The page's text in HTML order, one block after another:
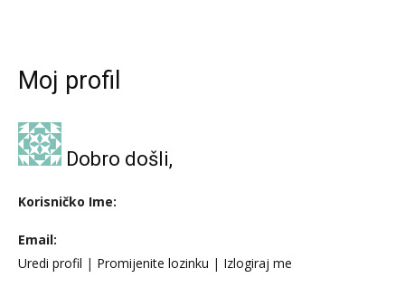
Moj profil
Dobro došli,
Korisničko Ime:
Email:
Uredi profil | Promijenite lozinku | Izlogiraj me